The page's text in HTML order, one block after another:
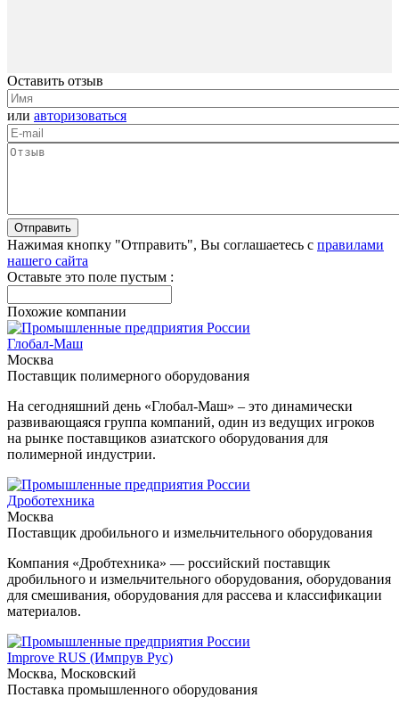
Оставить отзыв
или авторизоваться
Нажимая кнопку "Отправить", Вы соглашаетесь с правилами
нашего сайта
Оставьте это поле пустым :
Похожие компании
Глобал-Маш
Москва
Поставщик полимерного оборудования
На сегодняшний день «Глобал-Маш» – это динамически
развивающаяся группа компаний, один из ведущих игроков
на рынке поставщиков азиатского оборудования для
полимерной индустрии.
Дроботехника
Москва
Поставщик дробильного и измельчительного оборудования
Компания «Дробтехника» — российский поставщик
дробильного и измельчительного оборудования, оборудования
для смешивания, оборудования для рассева и классификации
материалов.
Improve RUS (Импрув Рус)
Москва, Московский
Поставка промышленного оборудования